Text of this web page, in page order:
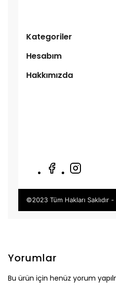
Kategoriler
Hesabım
Hakkımızda
©2023 Tüm Hakları Saklıdır
Yorumlar
Bu ürün için henüz yorum